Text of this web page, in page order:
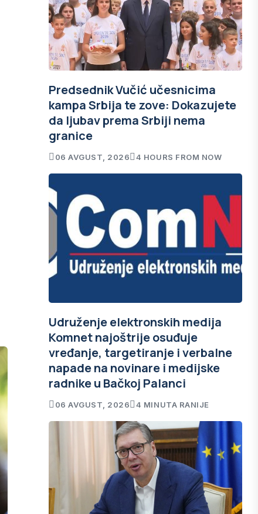
Predsednik Vučić učesnicima
kampa Srbija te zove: Dokazujete
da ljubav prema Srbiji nema
granice
06 AVGUST, 2026 4 HOURS FROM NOW
Udruženje elektronskih medija
Komnet najoštrije osuđuje
vređanje, targetiranje i verbalne
napade na novinare i medijske
radnike u Bačkoj Palanci
06 AVGUST, 2026 4 MINUTA RANIJE